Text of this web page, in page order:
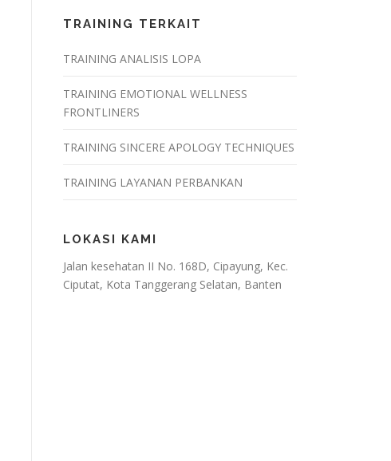
TRAINING TERKAIT
TRAINING ANALISIS LOPA
TRAINING EMOTIONAL WELLNESS
FRONTLINERS
TRAINING SINCERE APOLOGY TECHNIQUES
TRAINING LAYANAN PERBANKAN
LOKASI KAMI
Jalan kesehatan II No. 168D, Cipayung, Kec.
Ciputat, Kota Tanggerang Selatan, Banten